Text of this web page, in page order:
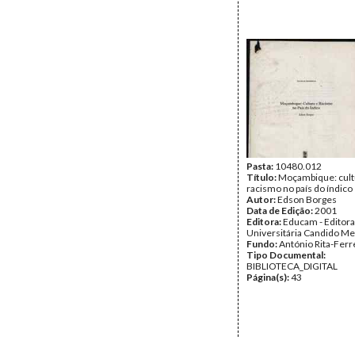
Pasta: 10480.012
Título:Moçambique:
racismo no país do índico
Autor:Edson Borges
Data de Edição:2001
Editora:Educam - Editora
Universitária Candido
Fundo:António Rita-
Tipo Documental:
BIBLIOTECA_DIGITAL
Página(s):43